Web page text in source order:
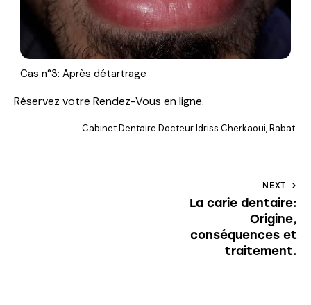
Cas n°3: Après détartrage
Réservez votre Rendez-Vous en ligne.
Cabinet Dentaire Docteur Idriss Cherkaoui, Rabat.
NEXT
La carie dentaire:
Origine,
conséquences et
traitement.